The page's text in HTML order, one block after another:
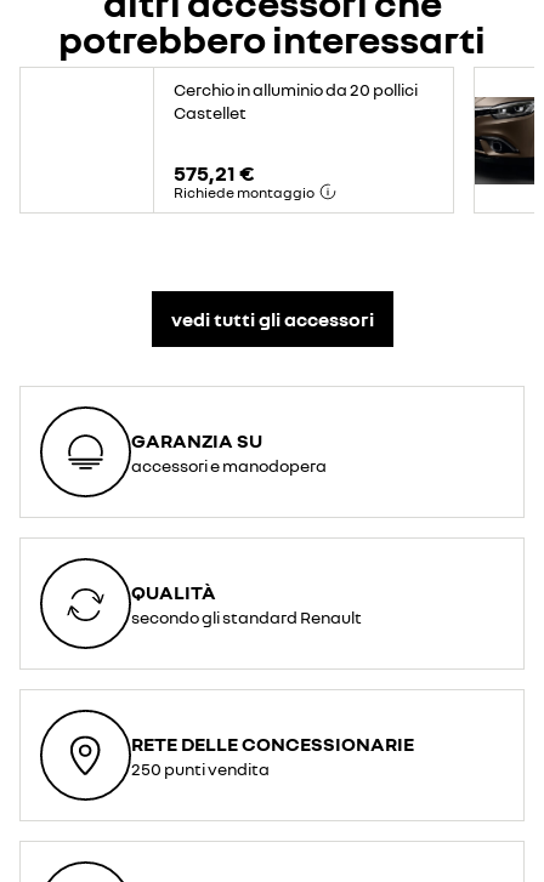
potrebbero interessarti
Cerchio in alluminio da 20 pollici
Castellet
575,21 €
Richiede montaggio
vedi tutti gli accessori​
GARANZIA SU
accessori e manodopera
QUALITÀ
secondo gli standard Renault
RETE DELLE CONCESSIONARIE
250 punti vendita